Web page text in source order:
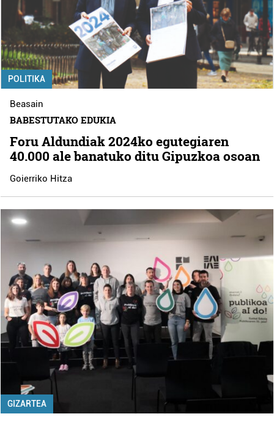
POLITIKA
Beasain
BABESTUTAKO EDUKIA
Foru Aldundiak 2024ko egutegiaren
40.000 ale banatuko ditu Gipuzkoa osoan
Goierriko Hitza
GIZARTEA